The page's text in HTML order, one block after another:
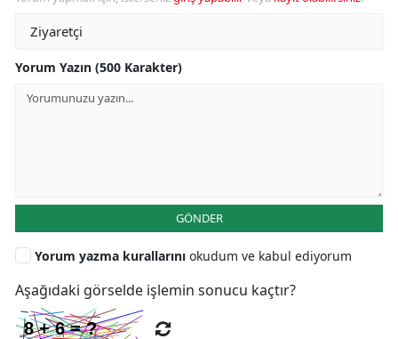
Yorum Yazın (500 Karakter)
GÖNDER
Yorum yazma kurallarını okudum ve kabul ediyorum
Aşağıdaki görselde işlemin sonucu kaçtır?